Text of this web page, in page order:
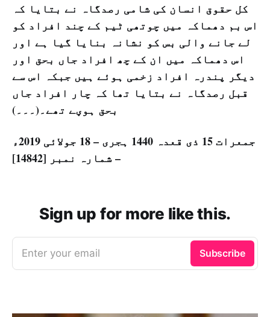
کل حقوق انسان کی شامی رصدگاہ نے بتایا کہ
اس بم دھماکہ میں چوتھی ٹیم کے چند افراد کو
لے جانے والی بس کو نشانہ بنایا گیا ہے اور
اس دھماکہ میں ان کے چھ افراد جاں بحق اور
دیگر پندرہ افراد زخمی ہوئے ہیں جبکہ اس سے
قبل رصدگاہ نے بتایا تھا کہ چار افراد جاں
بحق ہوؠے تھے۔(۔۔۔)
جمعرات 15 ذی قعدہ 1440 ہجری – 18 جولائی 2019ء
– شمارہ نمبر [14842]
Sign up for more like this.
Enter your email Subscribe